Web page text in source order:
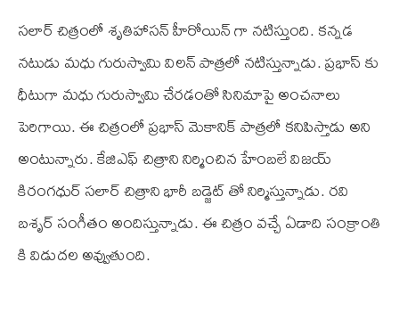
సలార్ చిత్రంలో శృతిహాసన్ హీరోయిన్ గా నటిస్తుంది. కన్నడ
నటుడు మధు గురుస్వామి విలన్ పాత్రలో నటిస్తున్నాడు. ప్రభాస్ కు
ధీటుగా మధు గురుస్వామి చేరడంతో సినిమాపై అంచనాలు
పెరిగాయి. ఈ చిత్రంలో ప్రభాస్ మెకానిక్ పాత్రలో కనిపిస్తాడు అని
అంటున్నారు. కే‌జి‌ఎఫ్ చిత్రాని నిర్మించిన హేంబలే విజయ్
కిరంగధుర్ సలార్ చిత్రాని భారీ బడ్జెట్ తో నిర్మిస్తున్నాడు. రవి
బశృర్ సంగీతం అందిస్తున్నాడు. ఈ చిత్రం వచ్చే ఏడాది సంక్రాంతి
కి విడుదల అవ్వుతుంది.